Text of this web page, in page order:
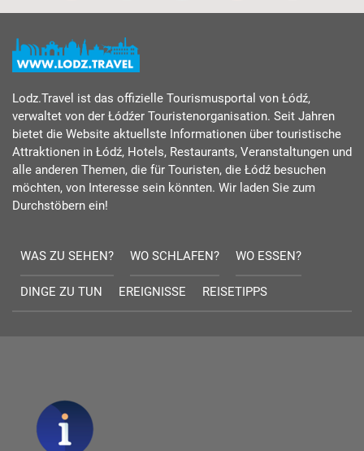
Lodz.Travel ist das offizielle Tourismusportal von Łódź,
verwaltet von der Łódźer Touristenorganisation. Seit Jahren
bietet die Website aktuellste Informationen über touristische
Attraktionen in Łódź, Hotels, Restaurants, Veranstaltungen und
alle anderen Themen, die für Touristen, die Łódź besuchen
möchten, von Interesse sein könnten. Wir laden Sie zum
Durchstöbern ein!
WAS ZU SEHEN? WO SCHLAFEN? WO ESSEN?
DINGE ZU TUN EREIGNISSE REISETIPPS